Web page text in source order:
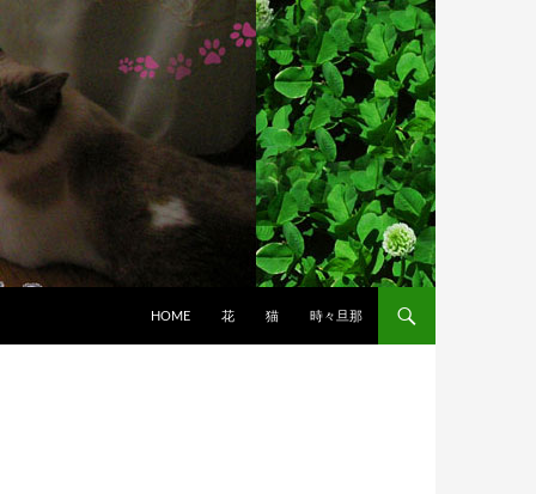
HOME 花 猫 時々旦那